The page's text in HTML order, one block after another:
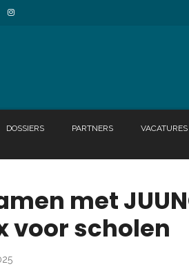
DOSSIERS PARTNERS VACATURES
met
voor scholen